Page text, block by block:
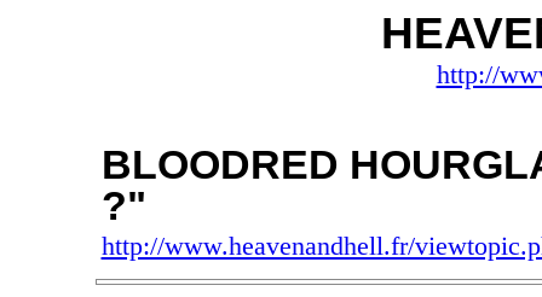
http://
BLOODRED
?"
http://www.heavenandhell.fr/